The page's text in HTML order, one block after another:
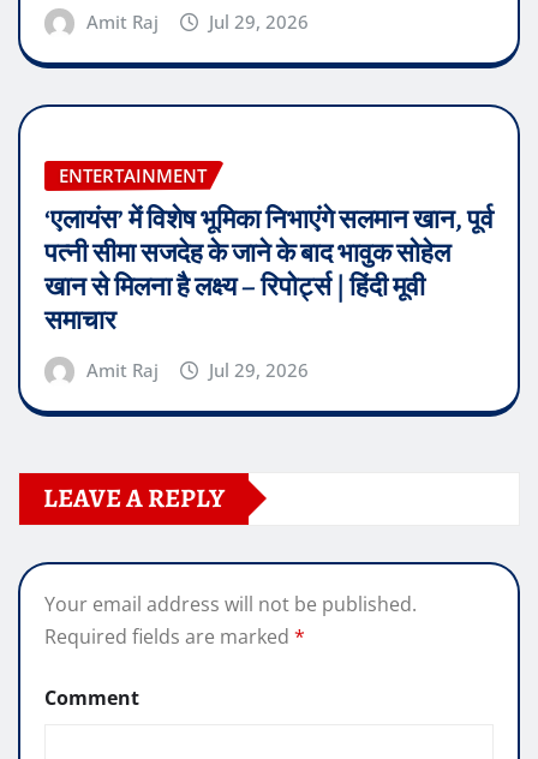
Amit Raj Jul 29, 2026
ENTERTAINMENT
‘एलायंस’ में विशेष भूमिका निभाएंगे सलमान खान, पूर्व
पत्नी सीमा सजदेह के जाने के बाद भावुक सोहेल
खान से मिलना है लक्ष्य – रिपोर्ट्स | हिंदी मूवी
समाचार
Amit Raj Jul 29, 2026
LEAVE A REPLY
Your email address will not be published.
Required fields are marked *
Comment